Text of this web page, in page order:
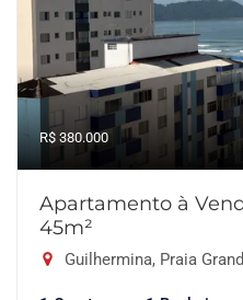
R$ 380.000
Apartamento à
45m²
Guilhermina, Praia